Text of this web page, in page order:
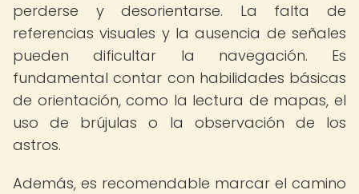
perderse y desorientarse. La falta de
referencias visuales y la ausencia de señales
pueden dificultar la navegación. Es
fundamental contar con habilidades básicas
de orientación, como la lectura de mapas, el
uso de brújulas o la observación de los
astros.
Además, es recomendable marcar el camino